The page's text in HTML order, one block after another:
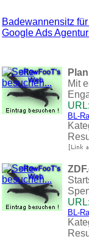
Badewannensitz
Google Ads
Mit
BL-
BL-